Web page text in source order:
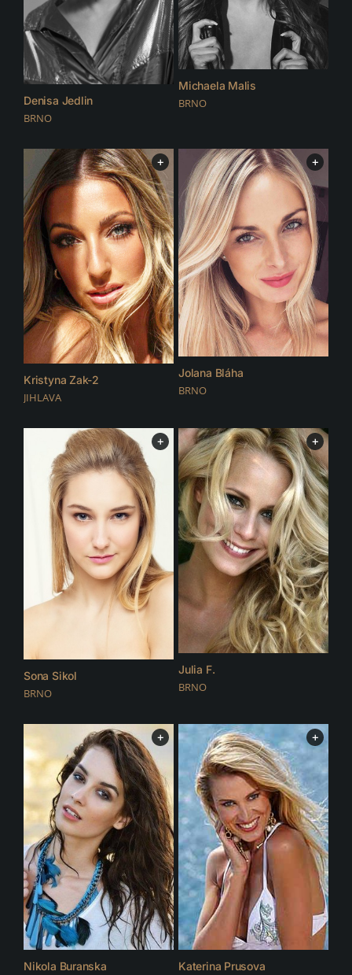
Denisa Jedlin
BRNO
Michaela Malis
BRNO
+
Kristyna Zak-2
JIHLAVA
+
Jolana Bláha
BRNO
+
Sona Sikol
BRNO
+
Julia F.
BRNO
+
Nikola Buranska
+
Katerina Prusova